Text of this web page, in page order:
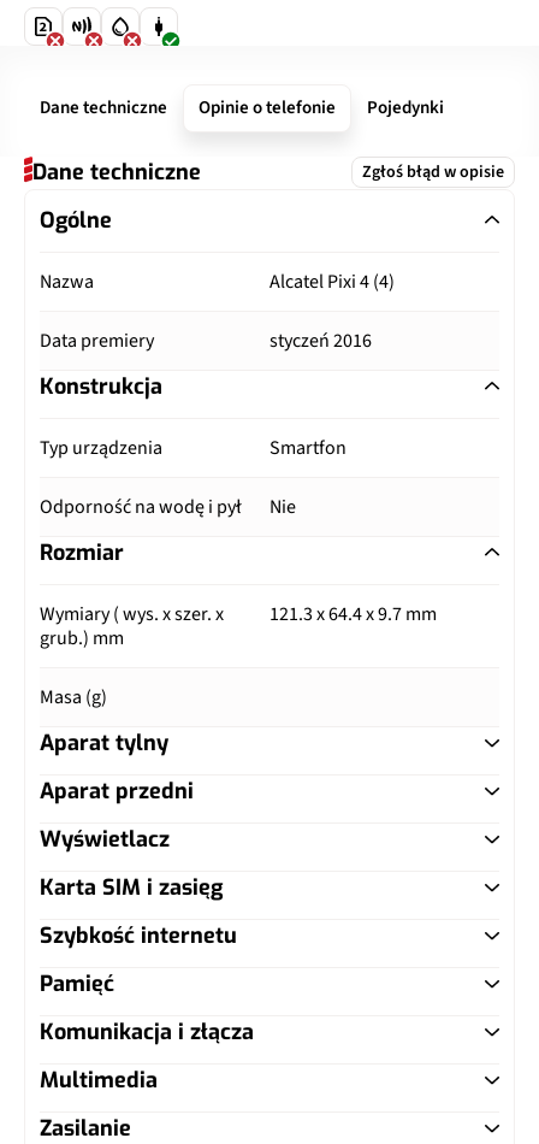
Dane techniczne Opinie o telefonie Pojedynki
Dane techniczne Zgłoś błąd w opisie
Ogólne
Nazwa Alcatel Pixi 4 (4)
Data premiery styczeń 2016
Konstrukcja
Typ urządzenia Smartfon
Odporność na wodę i pył Nie
Rozmiar
Wymiary ( wys. x szer. x
grub.) mm
121.3 x 64.4 x 9.7 mm
Masa (g)
Aparat tylny
Główny aparat
Lampa błyskowa
Filmy
Zoom optyczny
Aparat przedni
Główny aparat
Wyświetlacz
Typ ekranu
Rozdzielczość (piksele)
Zagęszczenie (ppi)
Wypełnienie frontu
Karta SIM i zasięg
Typ karty SIM
LTE (MHz)
Szybkość internetu
LTE
Pamięć
Warianty pamięci
Komunikacja i złącza
Czytnik linii papilarnych
Multimedia
Zasilanie